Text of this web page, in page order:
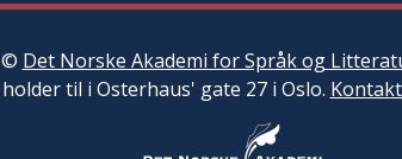
© Det Norske Akademi for Språk og
holder til i Osterhaus' gate 27 i Oslo.